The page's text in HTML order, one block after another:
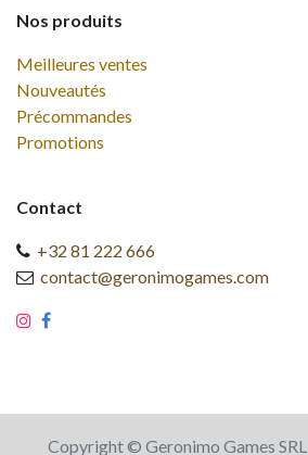
Nos produits
Meilleures ventes
Nouveautés
Précommandes
Promotions
Contact
+32 81 222 666
contact@geronimogames.com
Copyright © Geronimo Games SRL